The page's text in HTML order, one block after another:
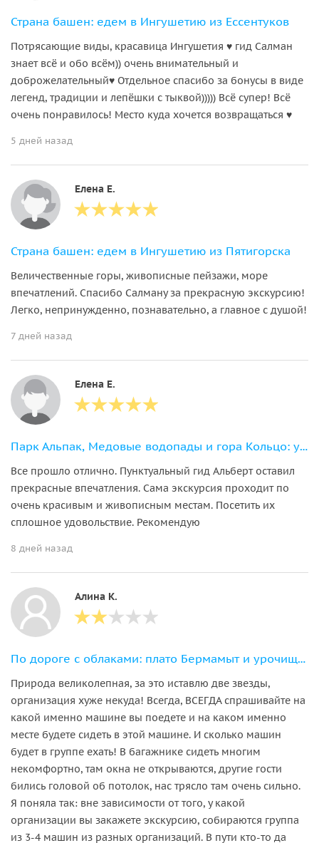
Страна башен: едем в Ингушетию из Ессентуков
Потрясающие виды, красавица Ингушетия ♥️ гид Салман
знает всё и обо всём)) очень внимательный и
доброжелательный♥️ Отдельное спасибо за бонусы в виде
легенд, традиции и лепёшки с тыквой))))) Всё супер! Всё
очень понравилось! Место куда хочется возвращаться ♥️
5 дней назад
Елена Е.
Страна башен: едем в Ингушетию из Пятигорска
Величественные горы, живописные пейзажи, море
впечатлений. Спасибо Салману за прекрасную экскурсию!
Легко, непринужденно, познавательно, а главное с душой!
7 дней назад
Елена Е.
Парк Альпак, Медовые водопады и гора Кольцо: уютная поездка на полдня
Все прошло отлично. Пунктуальный гид Альберт оставил
прекрасные впечатления. Сама экскурсия проходит по
очень красивым и живописным местам. Посетить их
сплошное удовольствие. Рекомендую
8 дней назад
Алина К.
По дороге с облаками: плато Бермамыт и урочище Джилы-Су за 1 день
Природа великолепная, за это иставлю две звезды,
организация хуже некуда! Всегда, ВСЕГДА спрашивайте на
какой именно машине вы поедете и на каком именно
месте будете сидеть в этой машине. И сколько машин
будет в группе ехать! В багажнике сидеть многим
некомфортно, там окна не открываются, другие гости
бились головой об потолок, нас трясло там очень сильно.
Я поняла так: вне зависимости от того, у какой
организации вы закажете экскурсию, собираются группа
из 3-4 машин из разных организаций. В пути кто-то да